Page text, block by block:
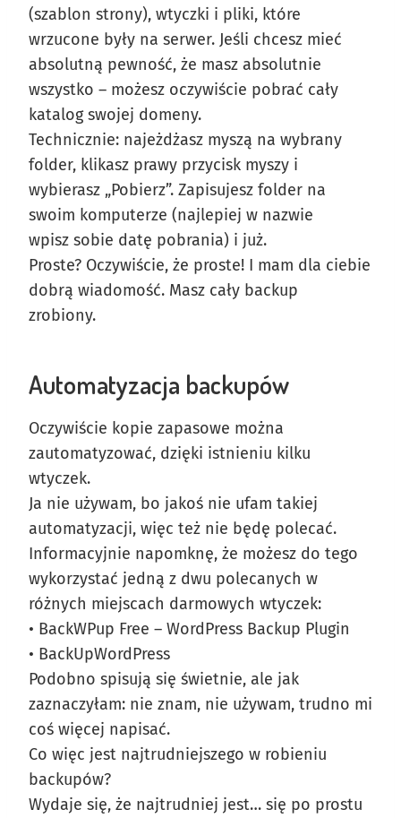
(szablon strony), wtyczki i pliki, które
wrzucone były na serwer. Jeśli chcesz mieć
absolutną pewność, że masz absolutnie
wszystko – możesz oczywiście pobrać cały
katalog swojej domeny.
Technicznie: najeżdżasz myszą na wybrany
folder, klikasz prawy przycisk myszy i
wybierasz „Pobierz”. Zapisujesz folder na
swoim komputerze (najlepiej w nazwie
wpisz sobie datę pobrania) i już.
Proste? Oczywiście, że proste! I mam dla ciebie
dobrą wiadomość. Masz cały backup
zrobiony.
Automatyzacja backupów
Oczywiście kopie zapasowe można
zautomatyzować, dzięki istnieniu kilku
wtyczek.
Ja nie używam, bo jakoś nie ufam takiej
automatyzacji, więc też nie będę polecać.
Informacyjnie napomknę, że możesz do tego
wykorzystać jedną z dwu polecanych w
różnych miejscach darmowych wtyczek:
• BackWPup Free – WordPress Backup Plugin
• BackUpWordPress
Podobno spisują się świetnie, ale jak
zaznaczyłam: nie znam, nie używam, trudno mi
coś więcej napisać.
Co więc jest najtrudniejszego w robieniu
backupów?
Wydaje się, że najtrudniej jest… się po prostu